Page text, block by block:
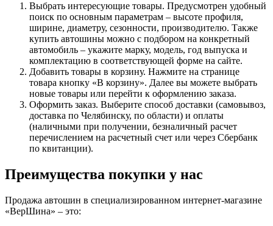
Выбрать интересующие товары. Предусмотрен удобный
поиск по основным параметрам – высоте профиля,
ширине, диаметру, сезонности, производителю. Также
купить автошины можно с подбором на конкретный
автомобиль – укажите марку, модель, год выпуска и
комплектацию в соответствующей форме на сайте.
Добавить товары в корзину. Нажмите на странице
товара кнопку «В корзину». Далее вы можете выбрать
новые товары или перейти к оформлению заказа.
Оформить заказ. Выберите способ доставки (самовывоз,
доставка по Челябинску, по области) и оплаты
(наличными при получении, безналичный расчет
перечислением на расчетный счет или через Сбербанк
по квитанции).
Преимущества покупки у нас
Продажа автошин в специализированном интернет-магазине
«ВерШина» – это: